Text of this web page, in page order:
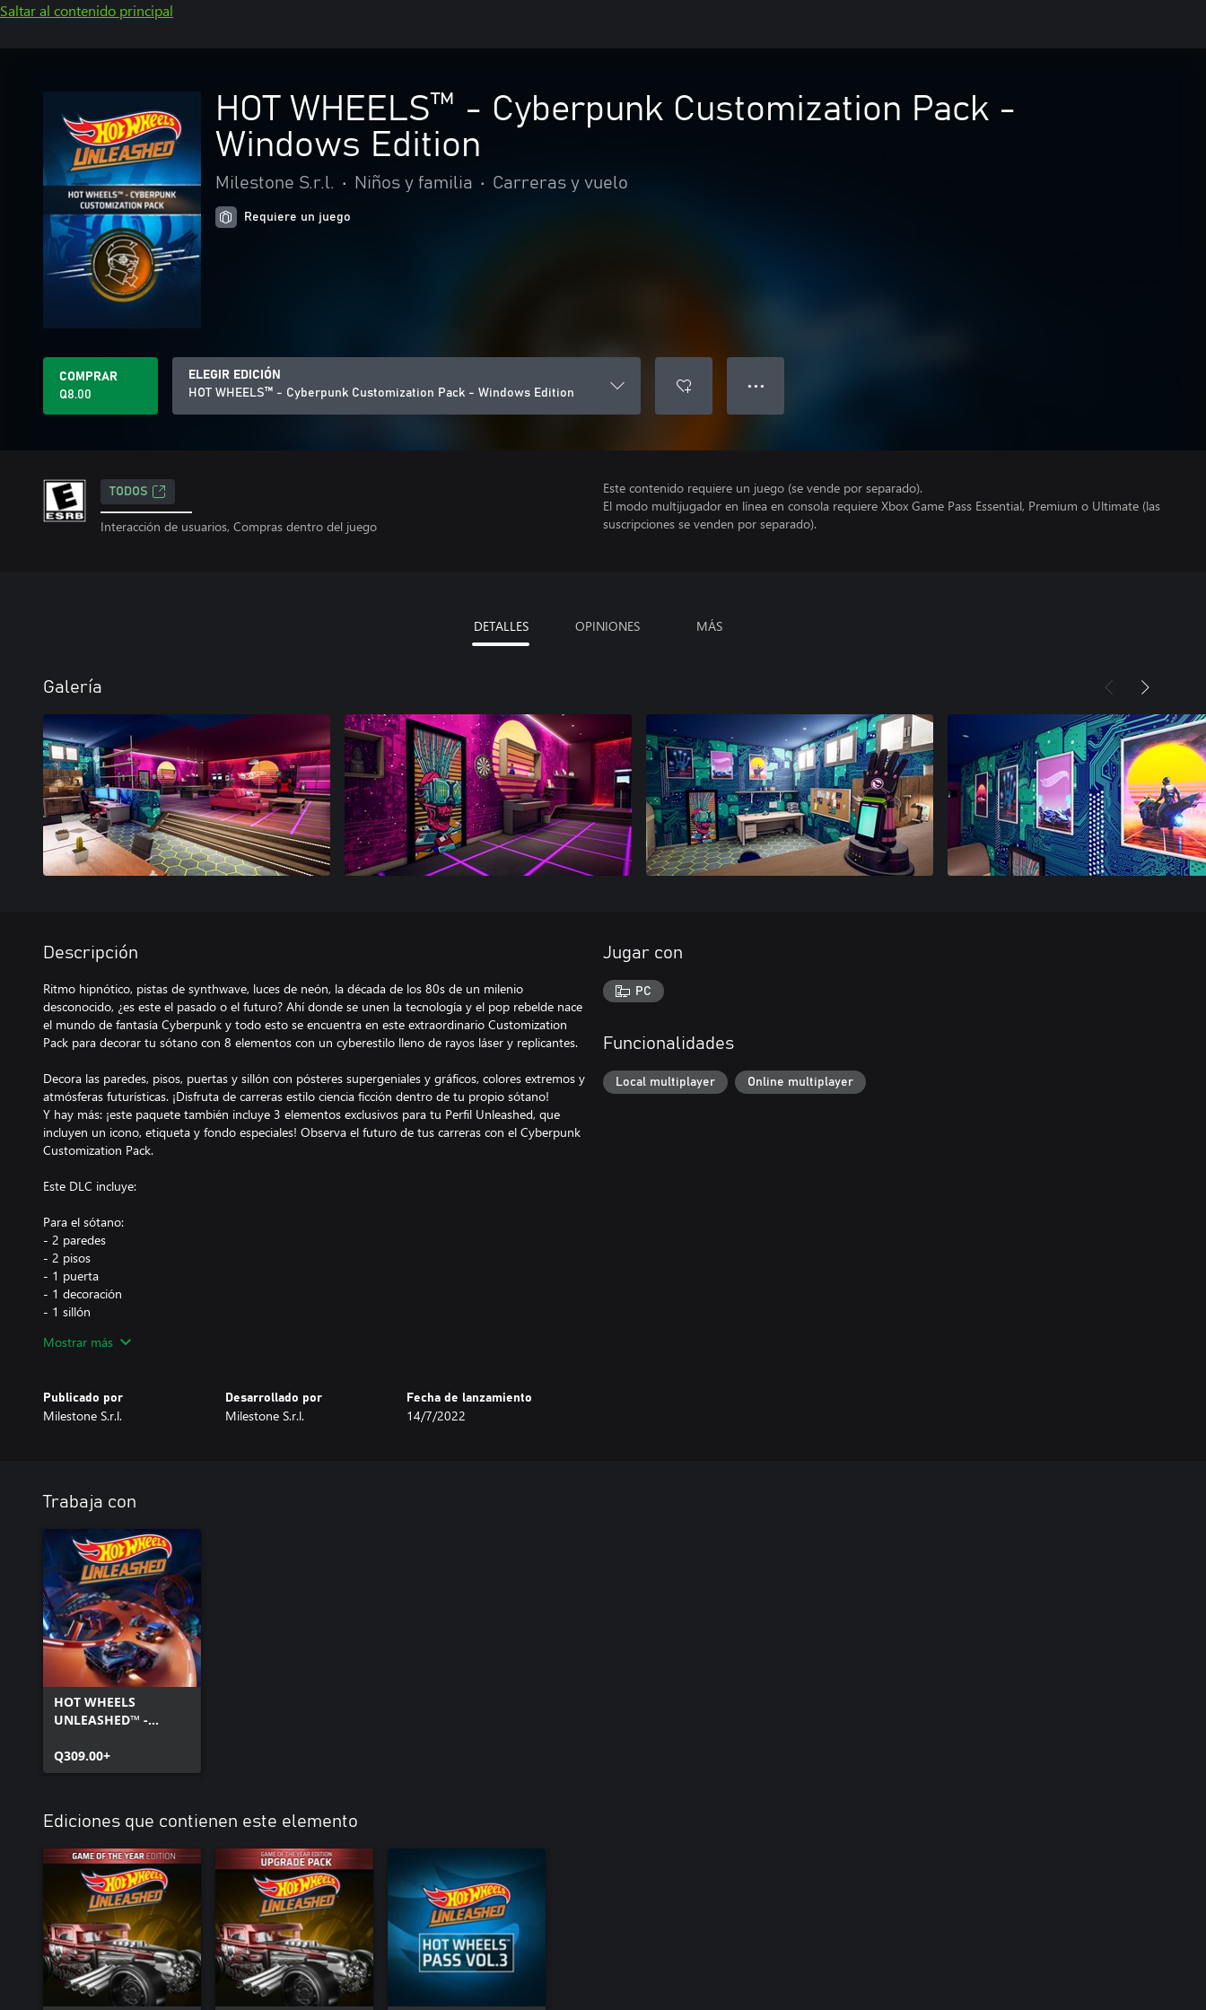
Saltar al contenido principal
HOT WHEELS™ - Cyberpunk Customization Pack -
Windows Edition
Milestone S.r.l. • Niños y familia • Carreras y vuelo
Requiere un juego
COMPRAR
Q8.00
ELEGIR EDICIÓN
HOT WHEELS™ - Cyberpunk Customization Pack - Windows Edition
● ● ●
TODOS
Interacción de usuarios, Compras dentro del juego
Este contenido requiere un juego (se vende por separado).
El modo multijugador en línea en consola requiere Xbox Game Pass Essential, Premium o Ultimate (las
suscripciones se venden por separado).
DETALLES OPINIONES MÁS
Galería
Descripción
Ritmo hipnótico, pistas de synthwave, luces de neón, la década de los 80s de un milenio
desconocido, ¿es este el pasado o el futuro? Ahí donde se unen la tecnología y el pop rebelde nace
el mundo de fantasía Cyberpunk y todo esto se encuentra en este extraordinario Customization
Pack para decorar tu sótano con 8 elementos con un cyberestilo lleno de rayos láser y replicantes.
Decora las paredes, pisos, puertas y sillón con pósteres supergeniales y gráficos, colores extremos y
atmósferas futurísticas. ¡Disfruta de carreras estilo ciencia ficción dentro de tu propio sótano!
Y hay más: ¡este paquete también incluye 3 elementos exclusivos para tu Perfil Unleashed, que
incluyen un icono, etiqueta y fondo especiales! Observa el futuro de tus carreras con el Cyberpunk
Customization Pack.
Este DLC incluye:
Para el sótano:
- 2 paredes
- 2 pisos
- 1 puerta
- 1 decoración
- 1 sillón
- 1 etiqueta
- 1 fondo
Mostrar más
Publicado por
Milestone S.r.l.
Desarrollado por
Milestone S.r.l.
Fecha de lanzamiento
14/7/2022
Jugar con
PC
Funcionalidades
Local multiplayer Online multiplayer
Trabaja con
HOT WHEELS
UNLEASHED™ -
Q309.00+
Ediciones que contienen este elemento